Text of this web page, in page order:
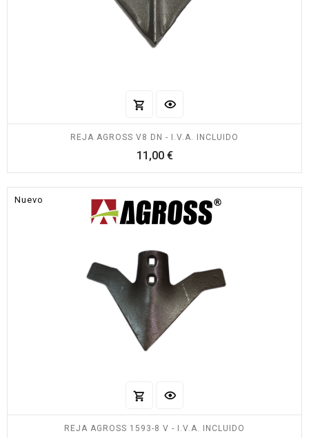
REJA AGROSS V8 DN - I.V.A. INCLUIDO
11,00 €Precio
Nuevo
REJA AGROSS 1593-8 V - I.V.A. INCLUIDO